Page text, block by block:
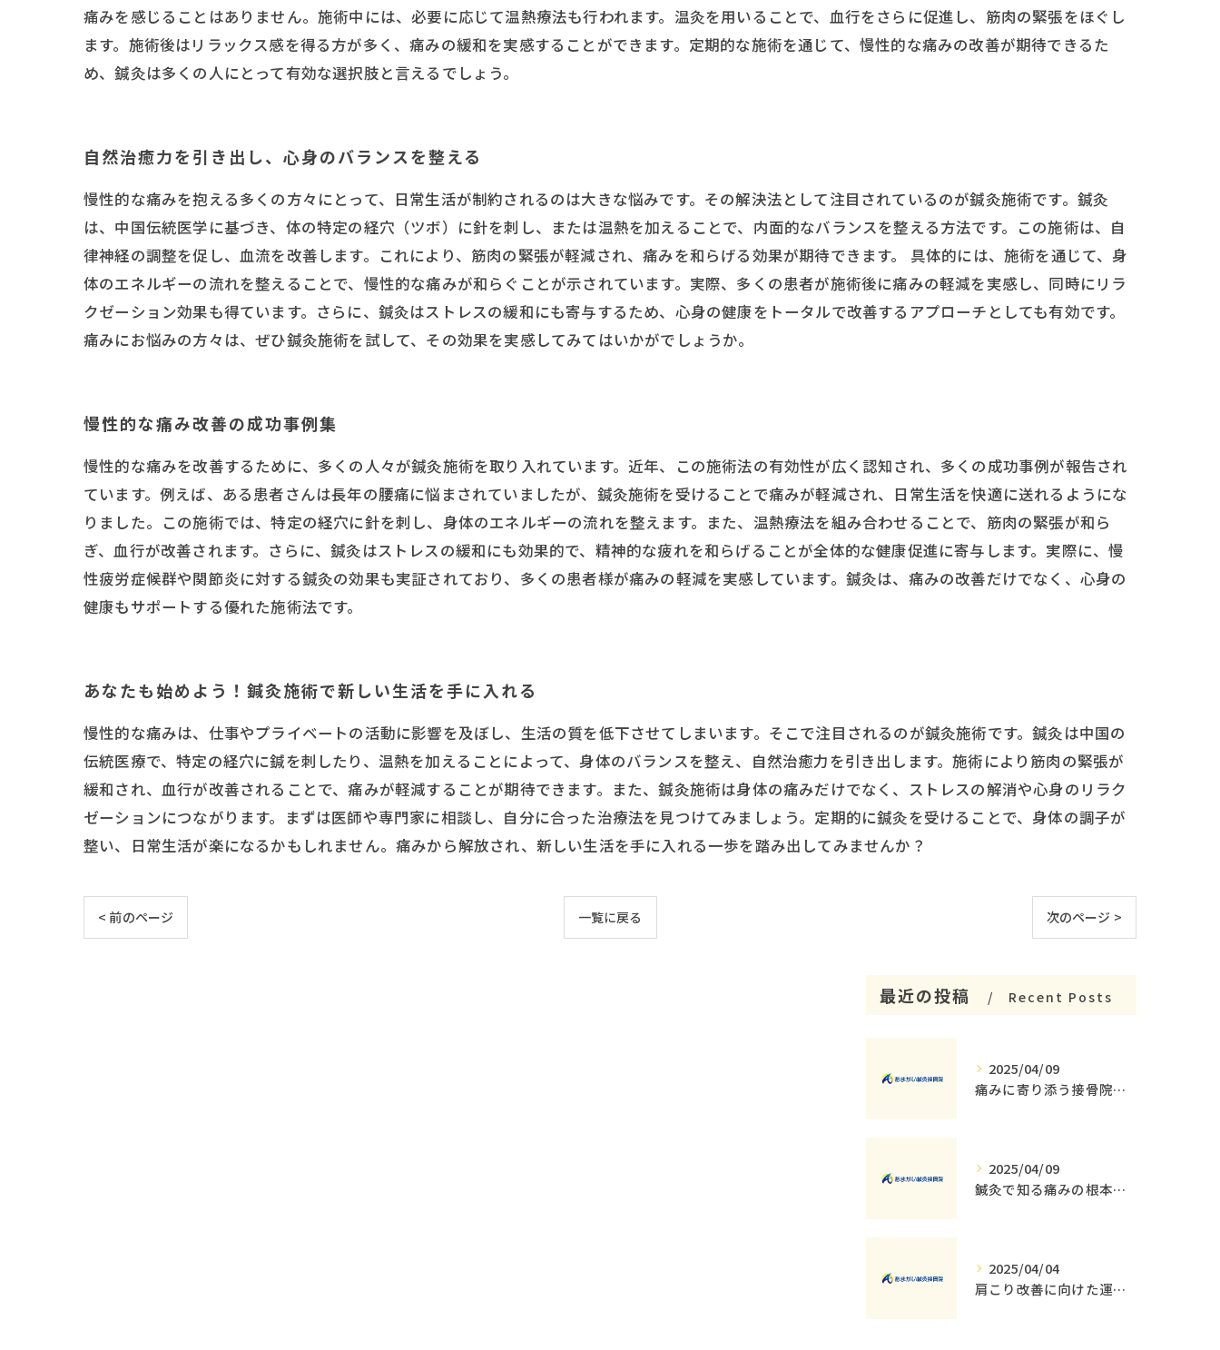
痛みを感じることはありません。施術中には、必要に応じて温熱療法も行われます。温灸を用いることで、血行をさらに促進し、筋肉の緊張をほぐし
ます。施術後はリラックス感を得る方が多く、痛みの緩和を実感することができます。定期的な施術を通じて、慢性的な痛みの改善が期待できるた
め、鍼灸は多くの人にとって有効な選択肢と言えるでしょう。
自然治癒力を引き出し、心身のバランスを整える
慢性的な痛みを抱える多くの方々にとって、日常生活が制約されるのは大きな悩みです。その解決法として注目されているのが鍼灸施術です。鍼灸
は、中国伝統医学に基づき、体の特定の経穴（ツボ）に針を刺し、または温熱を加えることで、内面的なバランスを整える方法です。この施術は、自
律神経の調整を促し、血流を改善します。これにより、筋肉の緊張が軽減され、痛みを和らげる効果が期待できます。 具体的には、施術を通じて、身
体のエネルギーの流れを整えることで、慢性的な痛みが和らぐことが示されています。実際、多くの患者が施術後に痛みの軽減を実感し、同時にリラ
クゼーション効果も得ています。さらに、鍼灸はストレスの緩和にも寄与するため、心身の健康をトータルで改善するアプローチとしても有効です。
痛みにお悩みの方々は、ぜひ鍼灸施術を試して、その効果を実感してみてはいかがでしょうか。
慢性的な痛み改善の成功事例集
慢性的な痛みを改善するために、多くの人々が鍼灸施術を取り入れています。近年、この施術法の有効性が広く認知され、多くの成功事例が報告され
ています。例えば、ある患者さんは長年の腰痛に悩まされていましたが、鍼灸施術を受けることで痛みが軽減され、日常生活を快適に送れるようにな
りました。この施術では、特定の経穴に針を刺し、身体のエネルギーの流れを整えます。また、温熱療法を組み合わせることで、筋肉の緊張が和ら
ぎ、血行が改善されます。さらに、鍼灸はストレスの緩和にも効果的で、精神的な疲れを和らげることが全体的な健康促進に寄与します。実際に、慢
性疲労症候群や関節炎に対する鍼灸の効果も実証されており、多くの患者様が痛みの軽減を実感しています。鍼灸は、痛みの改善だけでなく、心身の
健康もサポートする優れた施術法です。
あなたも始めよう！鍼灸施術で新しい生活を手に入れる
慢性的な痛みは、仕事やプライベートの活動に影響を及ぼし、生活の質を低下させてしまいます。そこで注目されるのが鍼灸施術です。鍼灸は中国の
伝統医療で、特定の経穴に鍼を刺したり、温熱を加えることによって、身体のバランスを整え、自然治癒力を引き出します。施術により筋肉の緊張が
緩和され、血行が改善されることで、痛みが軽減することが期待できます。また、鍼灸施術は身体の痛みだけでなく、ストレスの解消や心身のリラク
ゼーションにつながります。まずは医師や専門家に相談し、自分に合った治療法を見つけてみましょう。定期的に鍼灸を受けることで、身体の調子が
整い、日常生活が楽になるかもしれません。痛みから解放され、新しい生活を手に入れる一歩を踏み出してみませんか？
< 前のページ 一覧に戻る 次のページ >
最近の投稿 Recent Posts
2025/04/09
痛みに寄り添う接骨院の役割とその重要性
2025/04/09
鍼灸で知る痛みの根本原因とその解消法
2025/04/04
肩こり改善に向けた運動療法の重要性